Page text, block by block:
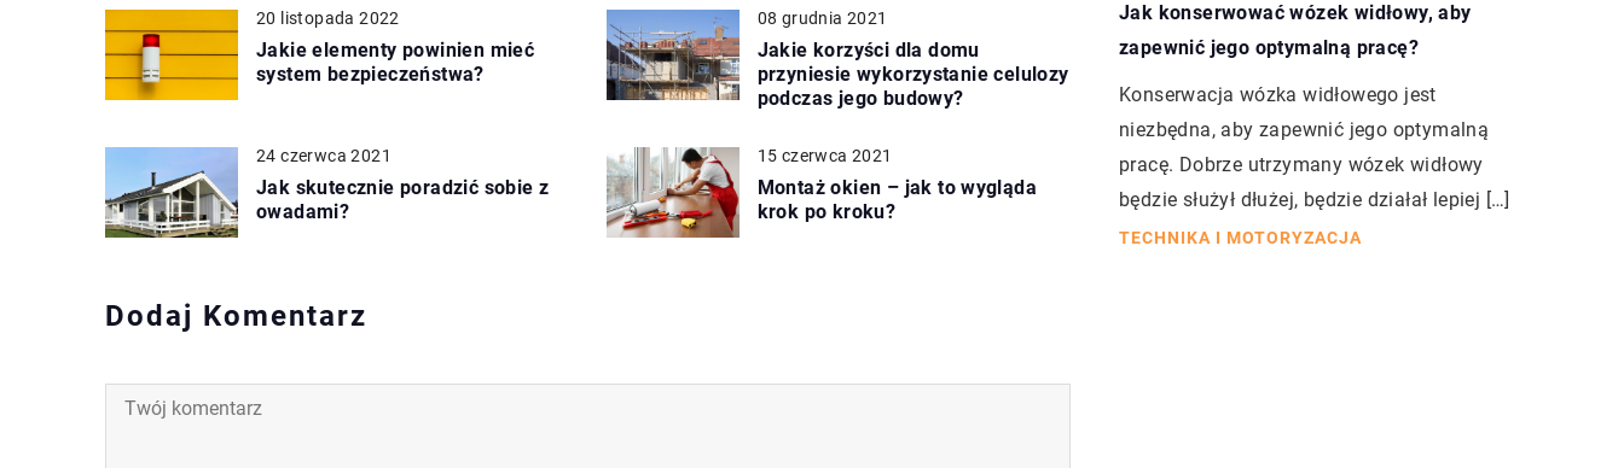
20 listopada 2022
Jakie elementy powinien mieć
system bezpieczeństwa?
08 grudnia 2021
Jakie korzyści dla domu
przyniesie wykorzystanie celulozy
podczas jego budowy?
24 czerwca 2021
Jak skutecznie poradzić sobie z
owadami?
15 czerwca 2021
Montaż okien – jak to wygląda
krok po kroku?
Dodaj Komentarz
Jak konserwować wózek widłowy, aby
zapewnić jego optymalną pracę?
Konserwacja wózka widłowego jest
niezbędna, aby zapewnić jego optymalną
pracę. Dobrze utrzymany wózek widłowy
będzie służył dłużej, będzie działał lepiej […]
TECHNIKA I MOTORYZACJA